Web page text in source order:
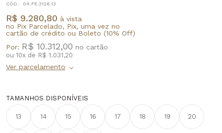
CÓD.: 04.FE.3126.13
R$ 9.280,80 à vista
no Pix Parcelado, Pix, uma vez no
cartão de crédito ou Boleto (10% Off)
Por: R$ 10.312,00
ou 10x de R$ 1.031,20
TAMANHOS DISPONÍVEIS
13 14 15 16 17 18 19 20